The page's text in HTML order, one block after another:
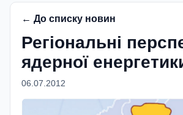
← До списку новин
Регіональні
ядерної
06.07.2012